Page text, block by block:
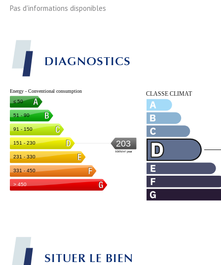
Pas d'informations disponibles
DIAGNOSTICS
SITUER LE BIEN